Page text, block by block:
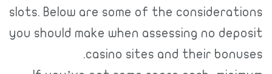
slots. Below are some of the considerations
you should make when assessing no deposit
casino sites and their bonuses.